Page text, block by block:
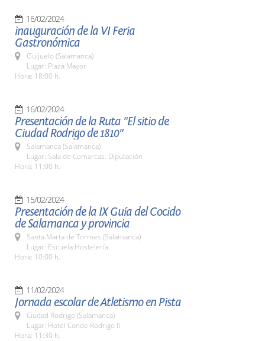
16/02/2024
inauguración de la VI Feria
Gastronómica
Guijuelo (Salamanca)
Lugar: Plaza Mayor
Hora: 18:00 h.
16/02/2024
Presentación de la Ruta "El sitio de
Ciudad Rodrigo de 1810"
Salamanca (Salamanca)
Lugar: Sala de Comarcas. Diputación
Hora: 11:00 h.
15/02/2024
Presentación de la IX Guía del Cocido
de Salamanca y provincia
Santa Marta de Tormes (Salamanca)
Lugar: Escuela Hostelería
Hora: 10:00 h.
11/02/2024
Jornada escolar de Atletismo en Pista
Ciudad Rodrigo (Salamanca)
Lugar: Hotel Conde Rodrigo II
Hora: 11:30 h.